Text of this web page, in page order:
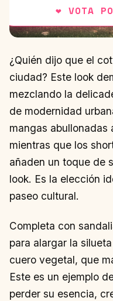
❤ VOTA
¿Quién dijo que el
ciudad? Este look
mezclando la
de modernidad
mangas abullonadas
mientras que los
añaden un toque de
look. Es la elección
paseo cultural.
Completa con
para alargar la
cuero vegetal, que
Este es un ejemplo
perder su esencia,